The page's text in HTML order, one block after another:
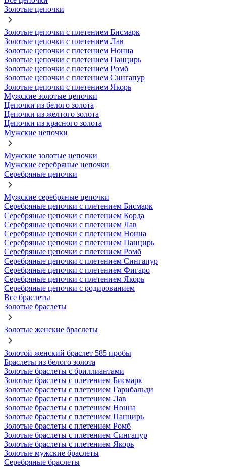
Золотые цепочки
Золотые цепочки с плетением Бисмарк
Золотые цепочки с плетением Лав
Золотые цепочки с плетением Нонна
Золотые цепочки с плетением Панцирь
Золотые цепочки с плетением Ромб
Золотые цепочки с плетением Сингапур
Золотые цепочки с плетением Якорь
Мужские золотые цепочки
Цепочки из белого золота
Цепочки из желтого золота
Цепочки из красного золота
Мужские цепочки
Мужские золотые цепочки
Мужские серебряные цепочки
Серебряные цепочки
Мужские серебряные цепочки
Серебряные цепочки с плетением Бисмарк
Серебряные цепочки с плетением Корда
Серебряные цепочки с плетением Лав
Серебряные цепочки с плетением Нонна
Серебряные цепочки с плетением Панцирь
Серебряные цепочки с плетением Ромб
Серебряные цепочки с плетением Сингапур
Серебряные цепочки с плетением Фигаро
Серебряные цепочки с плетением Якорь
Серебряные цепочки с родированием
Все браслеты
Золотые браслеты
Золотые женские браслеты
Золотой женский браслет 585 пробы
Браслеты из белого золота
Золотые браслеты с бриллиантами
Золотые браслеты с плетением Бисмарк
Золотые браслеты с плетением Гарибальди
Золотые браслеты с плетением Лав
Золотые браслеты с плетением Нонна
Золотые браслеты с плетением Панцирь
Золотые браслеты с плетением Ромб
Золотые браслеты с плетением Сингапур
Золотые браслеты с плетением Якорь
Золотые мужские браслеты
Серебряные браслеты